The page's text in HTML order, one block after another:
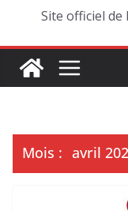
Site officiel de
Mois : avril